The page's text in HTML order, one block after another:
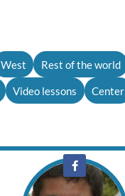
West Rest of the world
Video lessons Center